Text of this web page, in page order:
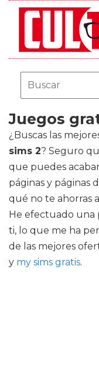
Juegos
¿Buscas las
sims 2? Seguro
que puedes
páginas y páginas
qué no te ahorras
He efectuado una
ti, lo que me ha
de las mejores
y my sims gratis.